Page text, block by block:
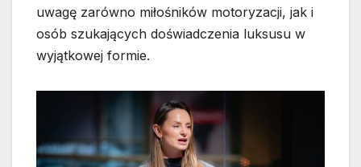
uwagę zarówno miłośników motoryzacji, jak i
osób szukających doświadczenia luksusu w
wyjątkowej formie.